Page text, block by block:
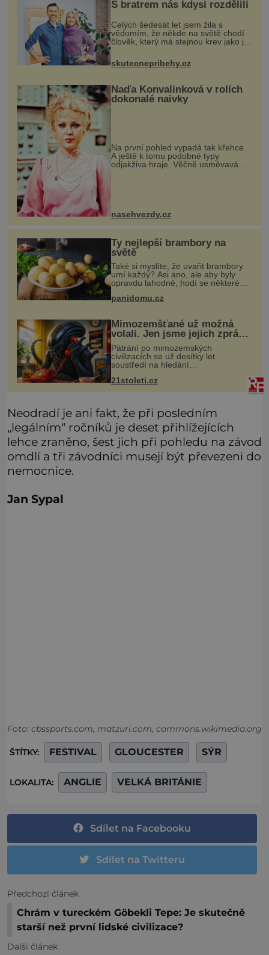
S bratrem nás kdysi rozdělili
Celých šedesát let jsem žila s
vědomím, že někde na světě chodí
člověk, který má stejnou krev jako já.
Jen jsem si už nedovedla vybavit
jeho tvář. Byli jsme ještě malí, když
jsme s mým o šest let mlad
skutecnepribehy.cz
Naďa Konvalinková v rolích
dokonalé naivky
Na první pohled vypadá tak křehce.
A ještě k tomu podobné typy
odjakživa hraje. Věčně usměvavá
nasehvezdy.cz
Ty nejlepší brambory na
světě
Také si myslíte, že uvařit brambory
umí každý? Asi ano, ale aby byly
opravdu lahodné, hodí se některé
varné typy od A, tedy na saláty, po D
panidomu.cz
Mimozemšťané už možná
volali. Jen jsme jejich zprávu
nedokázali rozpoznat
Pátrání po mimozemských
civilizacích se už desítky let
soustředí na hledání
které by příroda sama vytvořila jen
21stoleti.cz
Neodradí je ani fakt, že při posledním
„legálním“ ročníků je deset přihlížejících
lehce zraněno, šest jich při pohledu na závod
omdlí a tři závodníci musejí být převezeni do
nemocnice.
Jan Sypal
Foto: cbssports.com, matzuri.com, commons.wikimedia.org
ŠTÍTKY: FESTIVAL GLOUCESTER SÝR
LOKALITA: ANGLIE VELKÁ BRITÁNIE
Sdílet na Facebooku
Sdílet na Twitteru
Předchozí článek
Chrám v tureckém Göbekli Tepe: Je skutečně
starší než první lidské civilizace?
Další článek